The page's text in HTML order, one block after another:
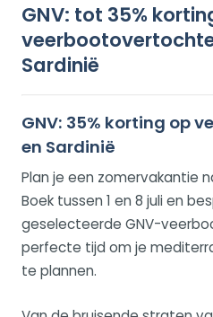
GNV: tot 35%
Sardinië
GNV: 35% korting op
en Sardinië
Plan je een zomervakantie
Boek tussen 1 en 8 juli en
geselecteerde GNV-
perfecte tijd om je
te plannen.